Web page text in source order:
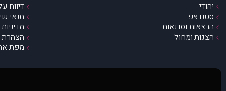
יהודי
סטנדאפ
הרצאות וסדנאות
הצגות ומחול
דיווח
תנאי
הצהרת
מפת